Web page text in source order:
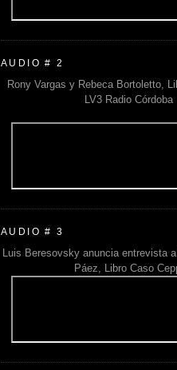
AUDIO # 2
Rony Vargas y Rebeca Bortoletto,
LV3 Radio Córdoba
AUDIO # 3
Luis Beresovsky anuncia entrevista
Páez, Libro Caso